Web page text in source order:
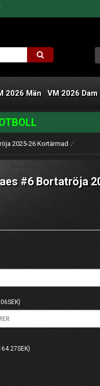
2026 Män VM 2026 Dam
2025-26 Kortärmad
#6 Bortatröja